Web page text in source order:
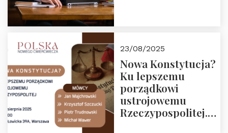
23/08/2025
Nowa Konstytucja?
Ku lepszemu
porządkowi
ustrojowemu
Rzeczypospolitej.